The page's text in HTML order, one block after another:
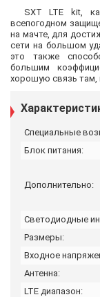
SXT LTE kit,
всепогодном
на мачте, для
сети на большом
это также
большим
хорошую связь там,
Специальные
Блок питания:
Дополнительно:
Светодиодные
Размеры:
Входное
Антенна:
LTE диапазон: